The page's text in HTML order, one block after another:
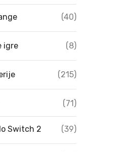
(40)
igre (8)
(215)
(71)
Switch 2 (39)